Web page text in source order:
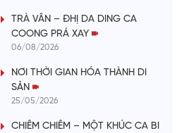
y
i
d
TRÀ VÂN – ĐHỊ DA DING CA
COONG PRÁ XAY
06/08/2026
NƠI THỜI GIAN HÓA THÀNH DI
SẢN
25/05/2026
CHIÊM CHIÊM – MỘT KHÚC CA BI